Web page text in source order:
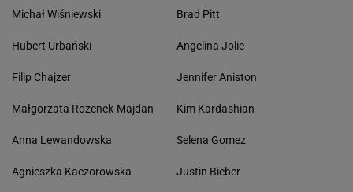
Michał Wiśniewski
Hubert Urbański
Filip Chajzer
Małgorzata Rozenek-Majdan
Anna Lewandowska
Agnieszka Kaczorowska
Brad Pitt
Angelina Jolie
Jennifer Aniston
Kim Kardashian
Selena Gomez
Justin Bieber